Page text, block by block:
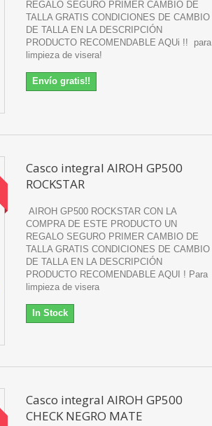
REGALO SEGURO PRIMER CAMBIO DE
TALLA GRATIS CONDICIONES DE CAMBIO
DE TALLA EN LA DESCRIPCIÓN
PRODUCTO RECOMENDABLE AQUi !! para
limpieza de visera!
Envío gratis!!
Casco integral AIROH GP500
ROCKSTAR
AIROH GP500 ROCKSTAR CON LA
COMPRA DE ESTE PRODUCTO UN
REGALO SEGURO PRIMER CAMBIO DE
TALLA GRATIS CONDICIONES DE CAMBIO
DE TALLA EN LA DESCRIPCIÓN
PRODUCTO RECOMENDABLE AQUI ! Para
limpieza de visera
In Stock
Casco integral AIROH GP500
CHECK NEGRO MATE